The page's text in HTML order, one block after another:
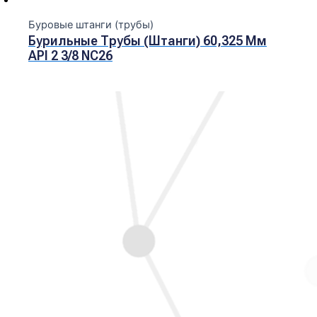
Буровые штанги (трубы)
Бурильные Трубы (штанги) 60,325 Мм
API 2 3/8 NC26